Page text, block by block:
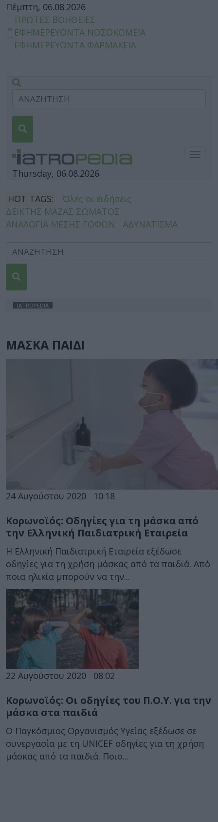
Πέμπτη, 06.08.2026
ΠΡΩΤΕΣ ΒΟΗΘΕΙΕΣ
ΕΦΗΜΕΡΕΥΟΝΤΑ ΝΟΣΟΚΟΜΕΙΑ
ΕΦΗΜΕΡΕΥΟΝΤΑ ΦΑΡΜΑΚΕΙΑ
Thursday, 06.08.2026
HOT TAGS:
Όλες οι ειδήσεις
ΔΕΙΚΤΗΣ ΜΑΖΑΣ ΣΩΜΑΤΟΣ
ΑΝΑΛΟΓΙΑ ΜΕΣΗΣ ΓΟΦΩΝ
ΑΔΥΝΑΤΙΣΜΑ
IATROPEDIA
ΜΑΣΚΑ ΠΑΙΔΙ
24 Αυγούστου 2020 10:18
Κορωνοϊός: Οδηγίες για τη μάσκα από
την Ελληνική Παιδιατρική Εταιρεία
Η Ελληνική Παιδιατρική Εταιρεία εξέδωσε
οδηγίες για τη χρήση μάσκας από τα παιδιά. Από
ποια ηλικία μπορούν να την...
22 Αυγούστου 2020 08:02
Κορωνοϊός: Οι οδηγίες του Π.Ο.Υ. για την
μάσκα στα παιδιά
Ο Παγκόσμιος Οργανισμός Υγείας εξέδωσε σε
συνεργασία με τη UNICEF οδηγίες για τη χρήση
μάσκας από τα παιδιά. Ποιο...